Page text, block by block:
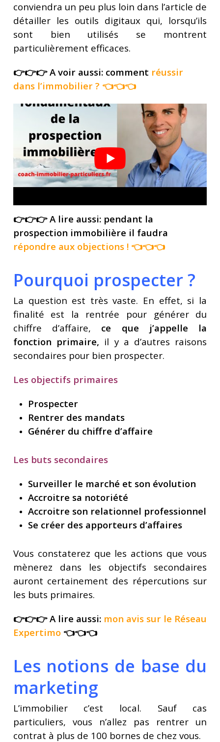
conviendra un peu plus loin dans l’article de
détailler les outils digitaux qui, lorsqu’ils
sont bien utilisés se montrent
particulièrement efficaces.
👉👉👉 A voir aussi: comment réussir
dans l’immobilier? 👈👈👈
👉👉👉 A lire aussi: pendant la
prospection immobilière il faudra
répondre aux objections! 👈👈👈
Pourquoi prospecter ?
La question est très vaste. En effet, si la
finalité est la rentrée pour générer du
chiffre d’affaire, ce que j’appelle la
fonction primaire, il y a d’autres raisons
secondaires pour bien prospecter.
Les objectifs primaires
Prospecter
Rentrer des mandats
Générer du chiffre d’affaire
Les buts secondaires
Surveiller le marché et son évolution
Accroitre sa notoriété
Accroitre son relationnel professionnel
Se créer des apporteurs d’affaires
Vous constaterez que les actions que vous
mènerez dans les objectifs secondaires
auront certainement des répercutions sur
les buts primaires.
👉👉👉 A lire aussi: mon avis sur le Réseau
Expertimo 👈👈👈
Les notions de base du
marketing
L’immobilier c’est local. Sauf cas
particuliers, vous n’allez pas rentrer un
contrat à plus de 100 bornes de chez vous.